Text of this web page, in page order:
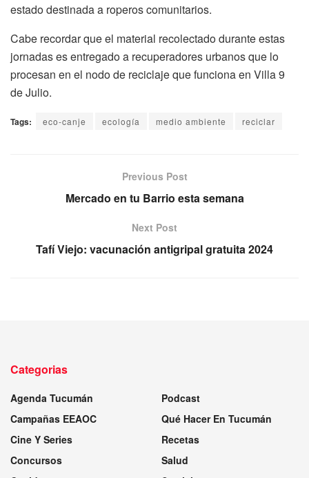
estado destinada a roperos comunitarios.
Cabe recordar que el material recolectado durante estas
jornadas es entregado a recuperadores urbanos que lo
procesan en el nodo de reciclaje que funciona en Villa 9
de Julio.
Tags: eco-canje ecología medio ambiente reciclar
Previous Post
Mercado en tu Barrio esta semana
Next Post
Tafí Viejo: vacunación antigripal gratuita 2024
Categorias
Agenda Tucumán
Campañas EEAOC
Cine Y Series
Concursos
Podcast
Qué Hacer En Tucumán
Recetas
Salud